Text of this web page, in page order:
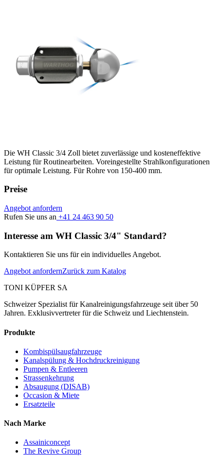
Die WH Classic 3/4 Zoll bietet zuverlässige und kosteneffektive
Leistung für Routinearbeiten. Voreingestellte Strahlkonfigurationen
für optimale Leistung. Für Rohre von 150-400 mm.
Preise
Angebot anfordern
Rufen Sie uns an +41 24 463 90 50
Interesse am WH Classic 3/4" Standard?
Kontaktieren Sie uns für ein individuelles Angebot.
Angebot anfordernZurück zum Katalog
TONI KÜPFER SA
Schweizer Spezialist für Kanalreinigungsfahrzeuge seit über 50
Jahren. Exklusivvertreter für die Schweiz und Liechtenstein.
Produkte
Kombispülsaugfahrzeuge
Kanalspülung & Hochdruckreinigung
Pumpen & Entleeren
Strassenkehrung
Absaugung (DISAB)
Occasion & Miete
Ersatzteile
Nach Marke
Assainiconcept
The Revive Group